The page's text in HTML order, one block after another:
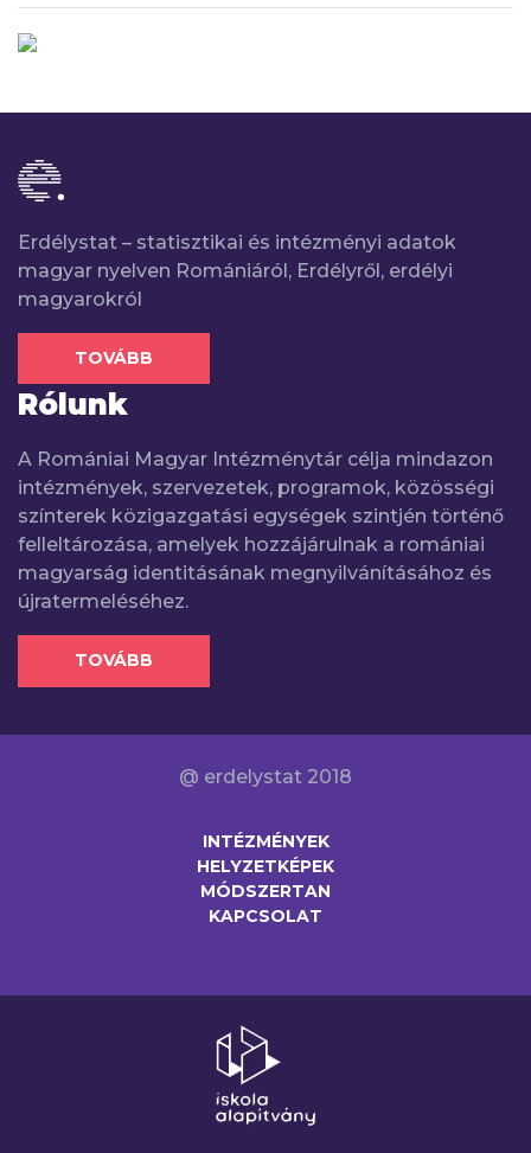
Erdélystat – statisztikai és intézményi adatok
magyar nyelven Romániáról, Erdélyről, erdélyi
magyarokról
TOVÁBB
Rólunk
A Romániai Magyar Intézménytár célja mindazon
intézmények, szervezetek, programok, közösségi
színterek közigazgatási egységek szintjén történő
felleltározása, amelyek hozzájárulnak a romániai
magyarság identitásának megnyilvánításához és
újratermeléséhez.
TOVÁBB
@ erdelystat 2018
INTÉZMÉNYEK
HELYZETKÉPEK
MÓDSZERTAN
KAPCSOLAT